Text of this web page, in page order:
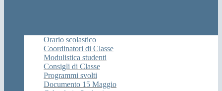
Orario scolastico
Coordinatori di Classe
Modulistica studenti
Consigli di Classe
Programmi svolti
Documento 15 Maggio